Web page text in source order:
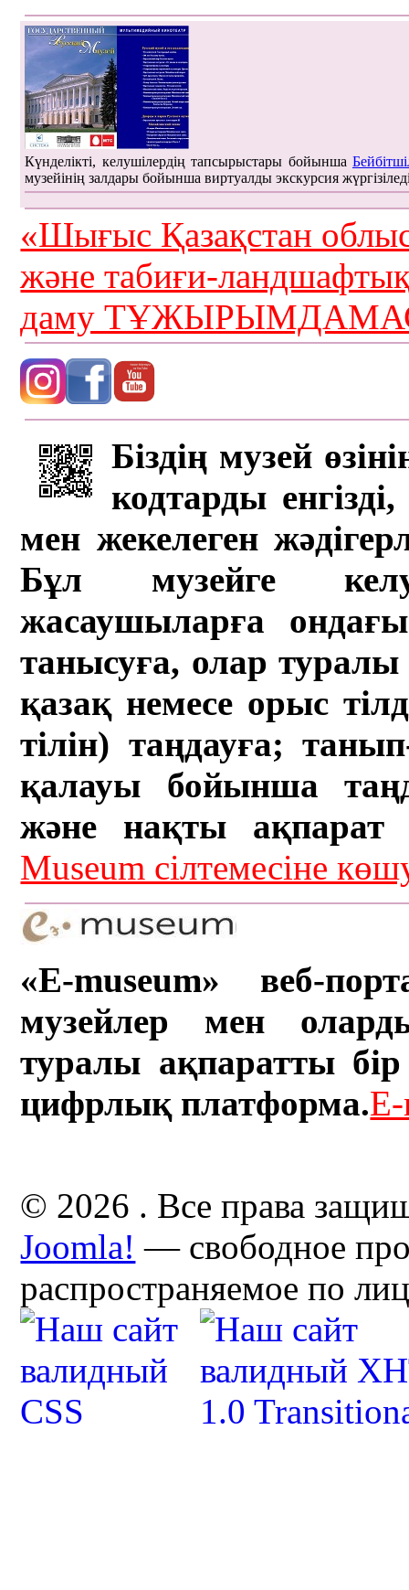
Күнделікті, келушілердің тапсырыстары бойынша
музейінің залдары бойынша виртуалды экскурсия
«Шығыс Қазақстан
және табиғи-
даму
Біздің музей
кодтарды
мен жекелеген
Бұл музейге
жасаушыларға
танысуға, олар туралы
қазақ немесе орыс
тілін) таңдауға;
қалауы бойынша
және нақты ақпарат
Museum сілтемесіне
«E-museum» веб-
музейлер мен
туралы ақпаратты бір
цифрлық платформа.
© 2026 . Все права
Joomla! — свободное
распространяемое по